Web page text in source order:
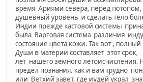
время Ариями севера, перед потопом,
душевный уровень и сделать тело
Индии прежде кастовой системы
была Варговая система различия
состояние цвета кожи. Так вот ,
Души в материи составляет этот
лет нашего земного летоисчисления.
предел познания. как и вам трудно
или Ветхий завет, где иудей украл